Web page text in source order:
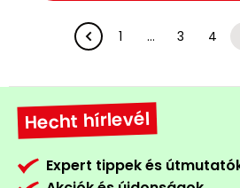
1 … 3 4
Hecht hírlevél
Expert tippek és